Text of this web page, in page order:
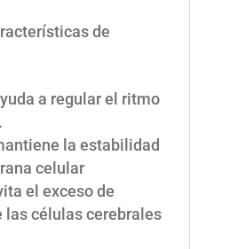
de
a regular el ritmo
la estabilidad
celular
el exceso de
las células cerebrales